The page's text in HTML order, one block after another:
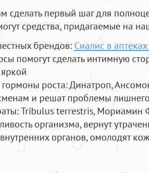
сделать первый шаг для
средства, придагаемые на
брендов: Сиалис в
помогут сделать интимную
роста: Динатроп,
и решат проблемы
Tribulus terrestris, Мориамин
организма, вернут
органов, омолодят